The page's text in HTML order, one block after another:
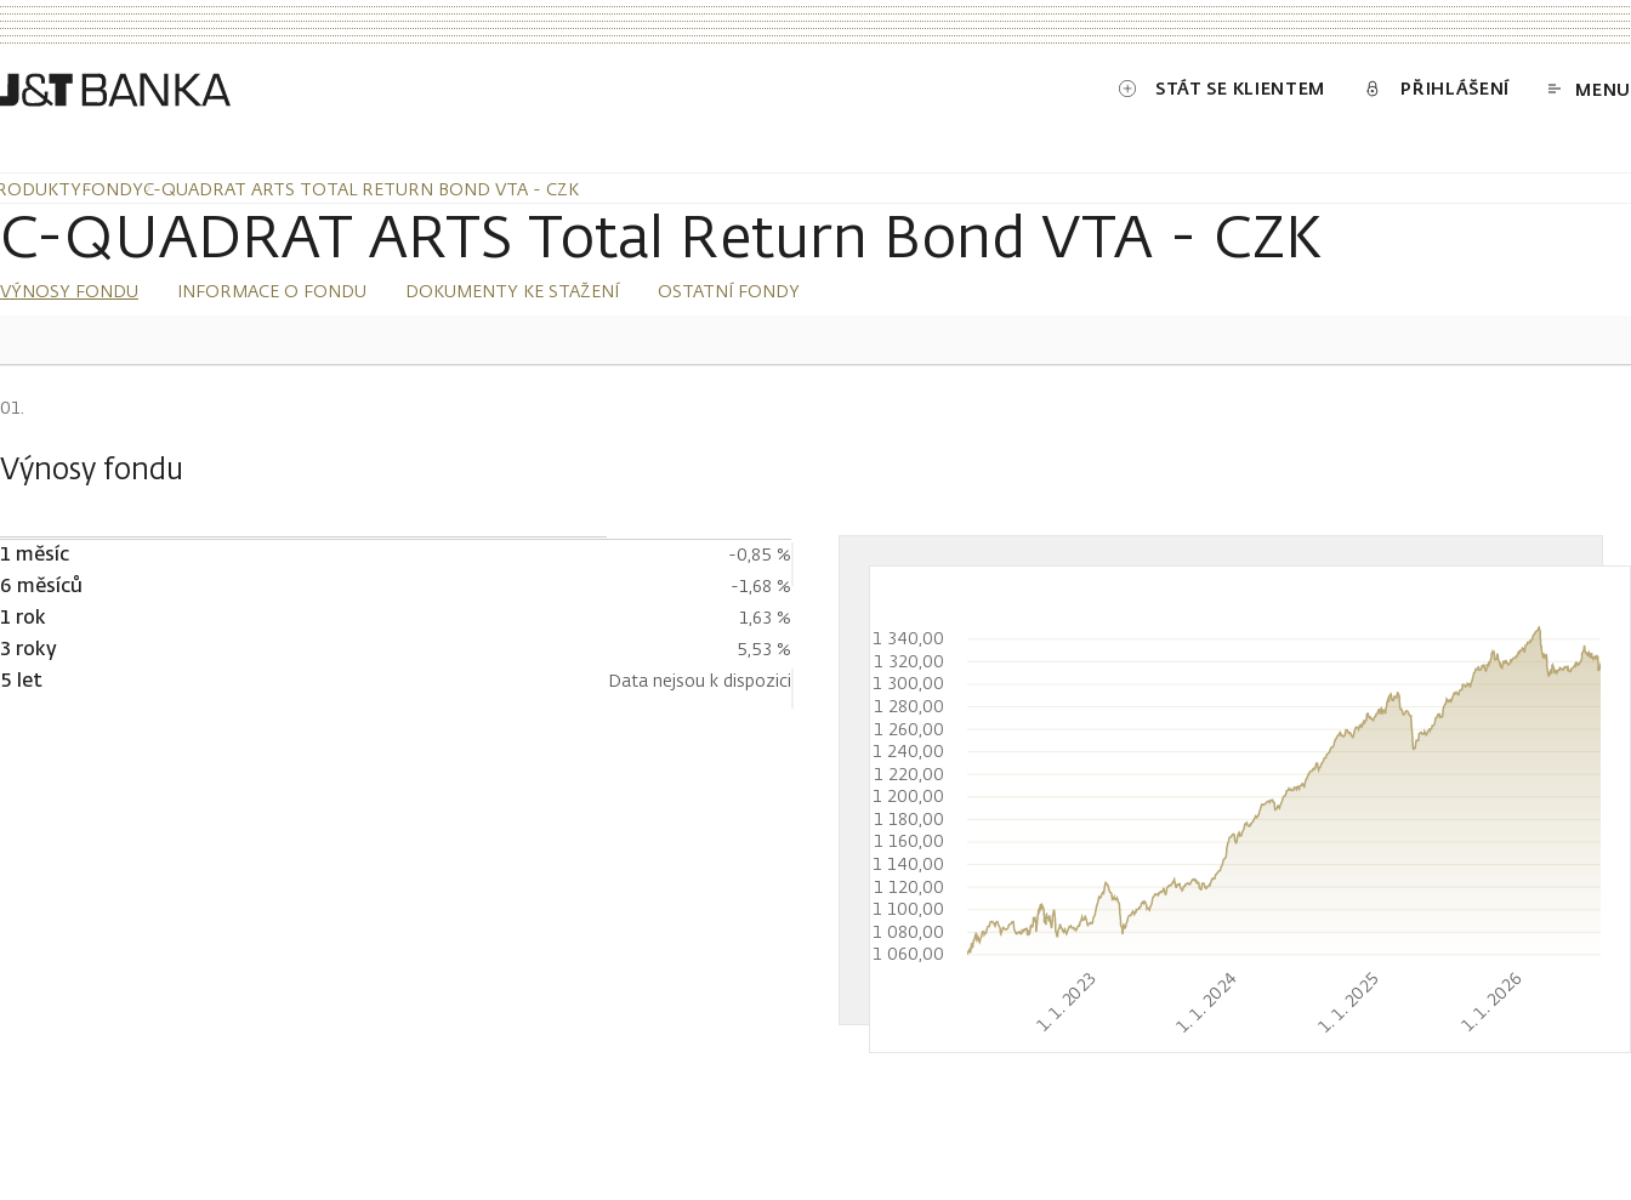
STÁT SE KLIENTEM PŘIHLÁŠENÍ MENU
FONDYC-QUADRAT ARTS TOTAL RETURN BOND VTA - CZK
C-QUADRAT ARTS Total Return Bond VTA - CZK
VÝNOSY FONDU INFORMACE O FONDU DOKUMENTY KE STAŽENÍ OSTATNÍ FONDY
Výnosy fondu
1 měsíc -0,85 %
6 měsíců -1,68 %
1 rok 1,63 %
3 roky 5,53 %
5 let Data nejsou k dispozici
1. 1. 2023 1. 1. 2024 1. 1. 2025 1. 1. 2026
1 060,00
1 080,00
1 100,00
1 120,00
1 140,00
1 160,00
1 180,00
1 200,00
1 220,00
1 240,00
1 260,00
1 280,00
1 300,00
1 320,00
1 340,00